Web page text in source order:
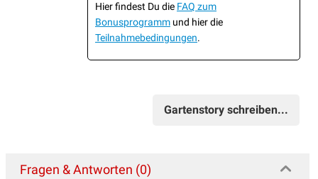
Hier findest Du die FAQ zum
Bonusprogramm und hier die
Teilnahmebedingungen.
Gartenstory schreiben...
Fragen & Antworten (0)